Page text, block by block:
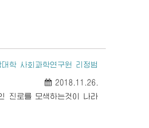
대학 사회과학연구원 리정범
2018.11.26.
진로를 모색하는것이 나라